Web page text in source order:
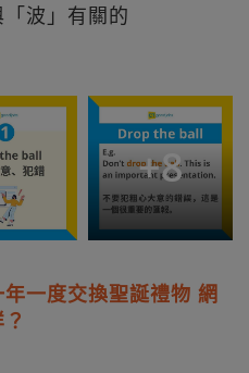
波」有關的
+8
一度交換聖誕禮物 網